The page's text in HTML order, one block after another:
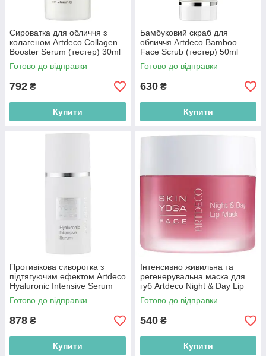
Сироватка для обличчя з
колагеном Artdeco Collagen
Booster Serum (тестер) 30ml
(4052136107845)
Готово до відправки
792 ₴
Купити
Бамбуковий скраб для
обличчя Artdeco Bamboo
Face Scrub (тестер) 50ml
(4052136019643)
Готово до відправки
630 ₴
Купити
Противікова сиворотка з
підтягуючим ефектом Artdeco
Hyaluronic Intensive Serum
(тестер) 30ml
(4052136056662)
Готово до відправки
878 ₴
Купити
Інтенсивно живильна та
регенерувальна маска для
губ Artdeco Night & Day Lip
Mask (тестер) 20ml
(4052136258004)
Готово до відправки
540 ₴
Купити